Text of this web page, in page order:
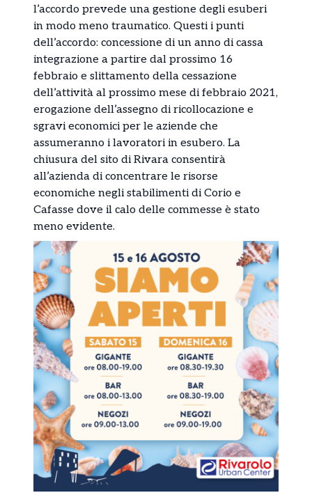
l’accordo prevede una gestione degli esuberi
in modo meno traumatico. Questi i punti
dell’accordo: concessione di un anno di cassa
integrazione a partire dal prossimo 16
febbraio e slittamento della cessazione
dell’attività al prossimo mese di febbraio 2021,
erogazione dell’assegno di ricollocazione e
sgravi economici per le aziende che
assumeranno i lavoratori in esubero. La
chiusura del sito di Rivara consentirà
all’azienda di concentrare le risorse
economiche negli stabilimenti di Corio e
Cafasse dove il calo delle commesse è stato
meno evidente.